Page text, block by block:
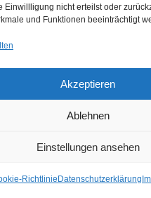
Einwillligung nicht erteilst oder
und Funktionen beeinträchtigt
Akzeptieren
Ablehnen
Einstellungen ansehen
Richtlinie Datenschutzerklärung
strukturierte
Report ist ein
Er führt das